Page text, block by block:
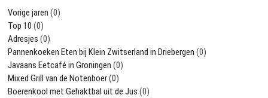
Vorige jaren (0)
Top 10 (0)
Adresjes (0)
Pannenkoeken Eten bij Klein Zwitserland in Driebergen (0)
Javaans Eetcafé in Groningen (0)
Mixed Grill van de Notenboer(0)
Boerenkool met Gehaktbal uit de Jus (0)